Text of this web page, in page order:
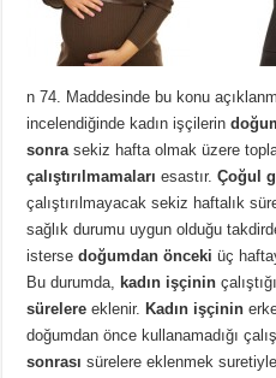
n 74. Maddesinde bu konu
incelendiğinde kadın işçilerin
sonrasekiz hafta olmak üzere
çalıştırılmamaları esastır.Çoğul
çalıştırılmayacak sekiz haftalık
sağlık durumu uygun olduğu
istersedoğumdan önceki üç
Bu durumda, kadın işçinin
sürelere eklenir. Kadın işçinin
doğumdan önce kullanamadığı
sonrası sürelere eklenmek suretiyle